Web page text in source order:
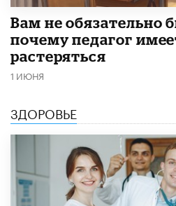
​Вам не обязательно
почему педагог
растеряться
1 ИЮНЯ
ЗДОРОВЬЕ